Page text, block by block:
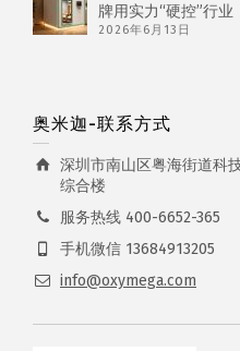
牌用实力“硬控”行业
2026年6月13日
奥米迦-联系方式
深圳市南山区粤海街道科
综合楼
服务热线 400-6652-365
手机微信 13684913205
info@oxymega.com